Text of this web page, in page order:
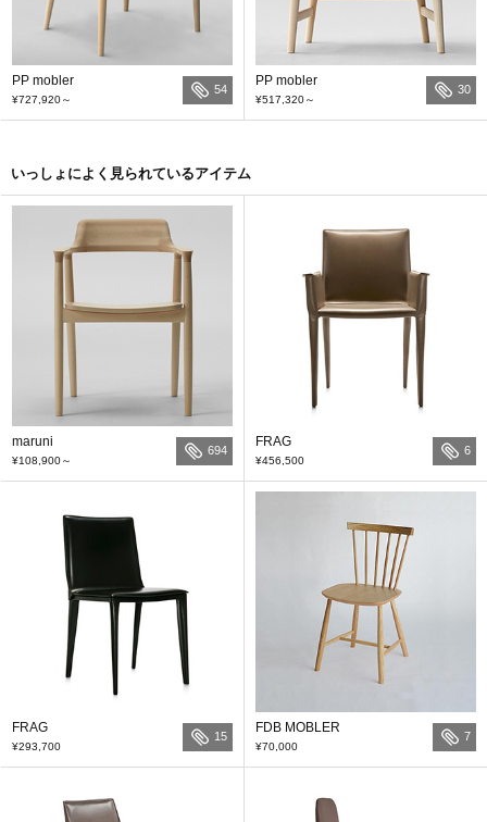
PP mobler
¥727,920～
54
PP mobler
¥517,320～
30
いっしょによく見られているアイテム
maruni
¥108,900～
694
FRAG
¥456,500
6
FRAG
¥293,700
15
FDB MOBLER
¥70,000
7